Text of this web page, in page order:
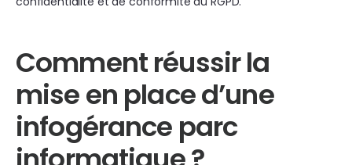
Comment réussir la
mise en place d’une
infogérance parc